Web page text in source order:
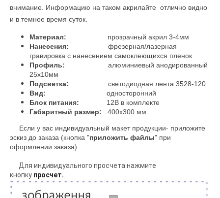
внимание. Информацию на таком акрилайте отлично видно
и в темное время суток.
Материал:
прозрачный акрил 3-4мм
Нанесения: фрезерная/лазерная
гравировка с нанесением самоклеющихся пленок
Профиль:
алюминиевый анодированный
25х10мм
Подсветка:
светодиодная лента 3528-120
Вид:
односторонний
Блок питания:
12В в комплекте
Габаритный размер: 400х300 мм
Если у вас индивидуальный макет продукции- приложите
эскиз до заказа (кнопка "приложить файлы" при
оформлении заказа).
Для индивидуального просчета нажмите
кнопку просчет.